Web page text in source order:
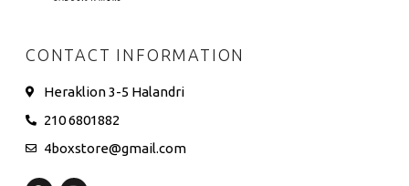
CONTACT INFORMATION
Heraklion 3-5 Halandri
210 6801882
4boxstore@gmail.com